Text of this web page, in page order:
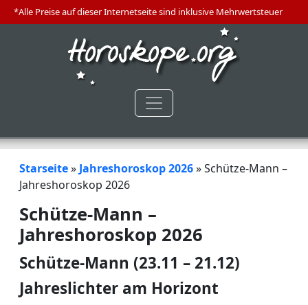
*Alle Preise auf dieser Internetseite sind inklusive Mehrwertsteuer
Starseite» Jahreshoroskop 2026»Schütze-Mann –
Jahreshoroskop 2026
Schütze-Mann –
Jahreshoroskop 2026
Schütze-Mann (23.11 – 21.12)
Jahreslichter am Horizont